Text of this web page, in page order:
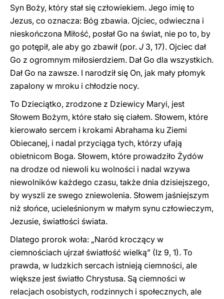
Syn Boży, który stał się człowiekiem. Jego imię to
Jezus, co oznacza: Bóg zbawia. Ojciec, odwieczna i
nieskończona Miłość, posłał Go na świat, nie po to, by
go potępił, ale aby go zbawił (por. J 3, 17). Ojciec dał
Go z ogromnym miłosierdziem. Dał Go dla wszystkich.
Dał Go na zawsze. I narodził się On, jak mały płomyk
zapalony w mroku i chłodzie nocy.
To Dzieciątko, zrodzone z Dziewicy Maryi, jest
Słowem Bożym, które stało się ciałem. Słowem, które
kierowało sercem i krokami Abrahama ku Ziemi
Obiecanej, i nadal przyciąga tych, którzy ufają
obietnicom Boga. Słowem, które prowadziło Żydów
na drodze od niewoli ku wolności i nadal wzywa
niewolników każdego czasu, także dnia dzisiejszego,
by wyszli ze swego zniewolenia. Słowem jaśniejszym
niż słońce, ucieleśnionym w małym synu człowieczym,
Jezusie, światłości świata.
Dlatego prorok woła: „Naród kroczący w
ciemnościach ujrzał światłość wielką” (Iz 9, 1). To
prawda, w ludzkich sercach istnieją ciemności, ale
większe jest światło Chrystusa. Są ciemności w
relacjach osobistych, rodzinnych i społecznych, ale